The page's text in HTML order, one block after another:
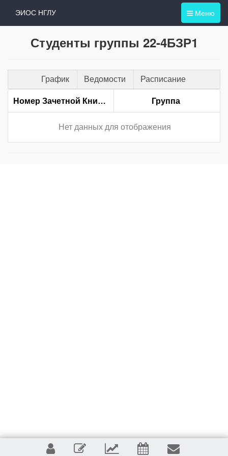
Меню
ЭИОС НГЛУ
Студенты группы 22-4БЗР1
График Ведомости Расписание
Номер Зачетной Книжки Группа
Нет данных для отображения